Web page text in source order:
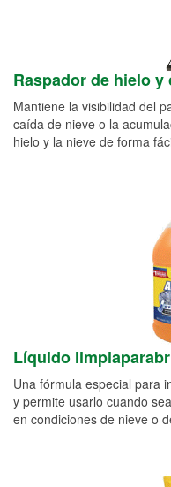
Raspador de hielo
Mantiene la visibilidad del
caída de nieve o la
hielo y la nieve de forma
Líquido
Una fórmula especial para
y permite usarlo cuando
en condiciones de nieve o